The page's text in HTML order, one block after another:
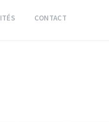
CONTACT